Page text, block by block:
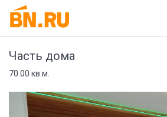
Часть дома
70.00 кв.м.